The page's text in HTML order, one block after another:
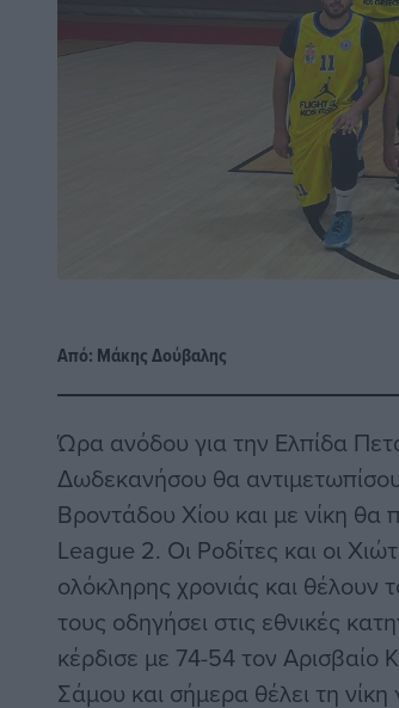
Από: Μάκης Δούβαλης
Ώρα ανόδου για την Ελπίδα
Δωδεκανήσου θα
Βροντάδου Χίου και με νίκη θα
League 2. Οι Ροδίτες και οι
ολόκληρης χρονιάς και
τους οδηγήσει στις εθνικές
κέρδισε με 74-54 τον
Σάμου και σήμερα θέλει τη